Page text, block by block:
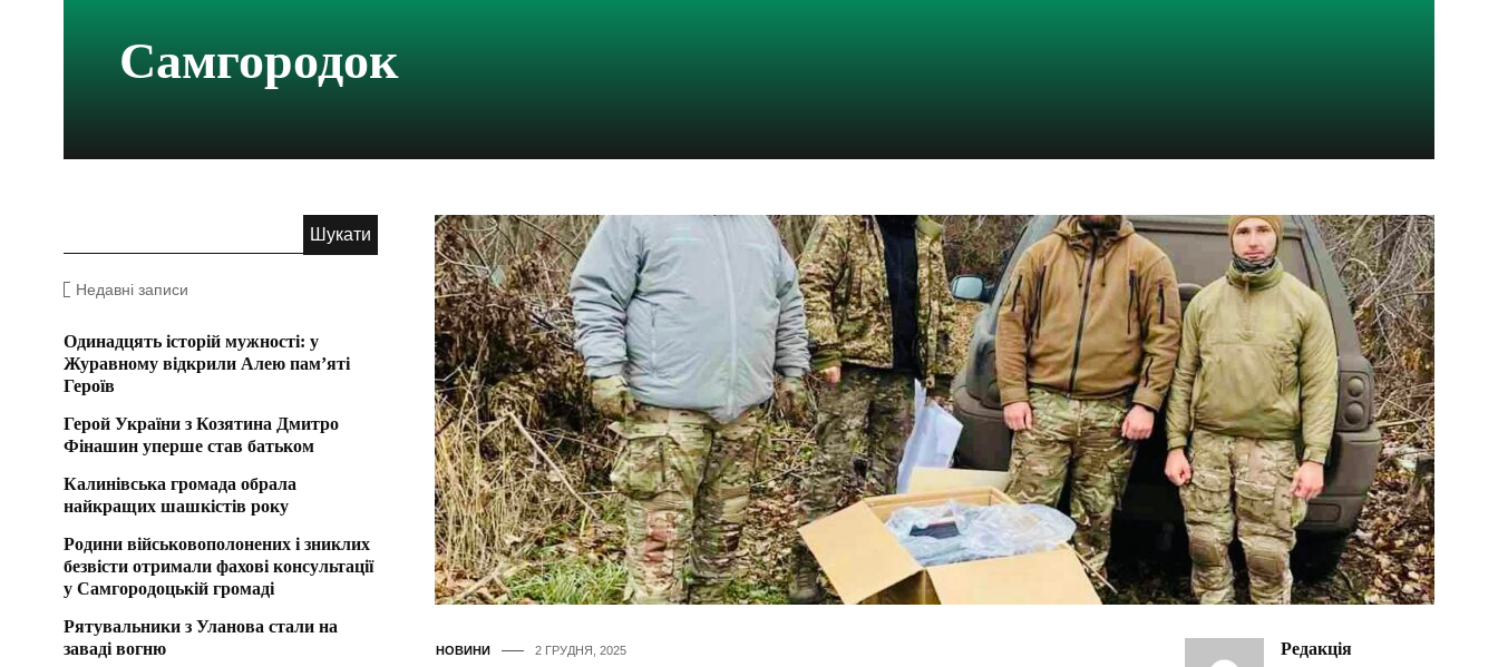
Самгородок
НОВИНИ 2 ГРУДНЯ, 2025 Редакція
Недавні записи
Одинадцять історій мужності: у
Журавному відкрили Алею пам’яті
Героїв
Герой України з Козятина Дмитро
Фінашин уперше став батьком
Калинівська громада обрала
найкращих шашкістів року
Родини військовополонених і зниклих
безвісти отримали фахові консультації
у Самгородоцькій громаді
Рятувальники з Уланова стали на
заваді вогню